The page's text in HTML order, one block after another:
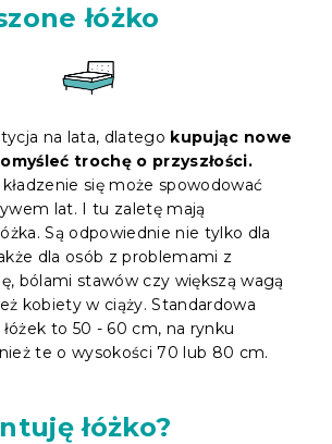
łóżko
na lata, dlatego kupując nowe
trochę o przyszłości.
się może spowodować
lat. I tu zaletę mają
Są odpowiednie nie tylko dla
dla osób z problemami z
bólami stawów czy większą wagą
kobiety w ciąży. Standardowa
to 50 - 60 cm, na rynku
te o wysokości 70 lub 80 cm.
łóżko?